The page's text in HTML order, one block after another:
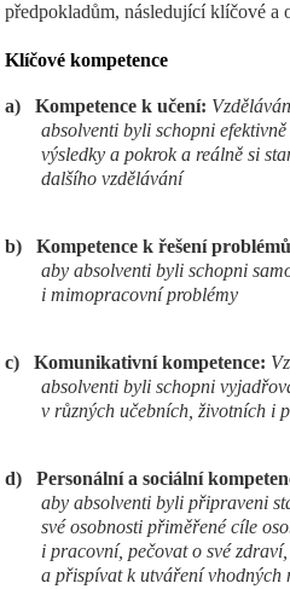
předpokladům, následující klíčové a
Klíčové kompetence
a) Kompetence k učení:
absolventi byli schopni
výsledky a pokrok a reálně si
dalšího vzdělávání
b) Kompetence k řešení
aby absolventi byli schopni
i mimopracovní problémy
c) Komunikativní kompetence:
absolventi byli schopni
v různých učebních, životních i
d) Personální a sociální
aby absolventi byli připraveni
své osobnosti přiměřené cíle
i pracovní, pečovat o své
a přispívat k utváření vhodných